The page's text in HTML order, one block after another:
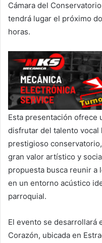
Cámara del
tendrá lugar el próximo
horas.
Esta presentación ofrece
disfrutar del talento vocal
prestigioso
gran valor artístico y
propuesta busca reunir a
en un entorno acústico
parroquial.
El evento se desarrollará
Corazón, ubicada en